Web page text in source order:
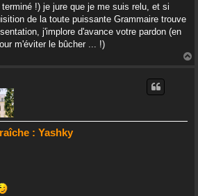
!) je jure que je me suis relu, et si
de la toute puissante Grammaire trouve
j'implore d'avance votre pardon (en
m'éviter le bûcher ... !)
: Yashky